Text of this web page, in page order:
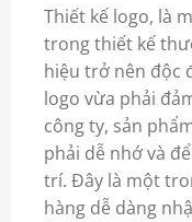
Thiết kế logo, là
trongthiết kế
hiệu trở nên độc
logo vừa phải
công ty, sản
phải dễ nhớ và
trí. Đây là một
hàng dễ dàng